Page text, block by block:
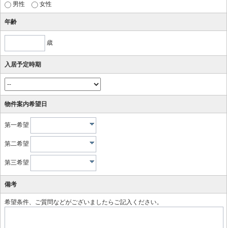
男性 女性
年齢
歳
入居予定時期
物件案内希望日
第一希望
第二希望
第三希望
備考
希望条件、ご質問などがございましたらご記入ください。